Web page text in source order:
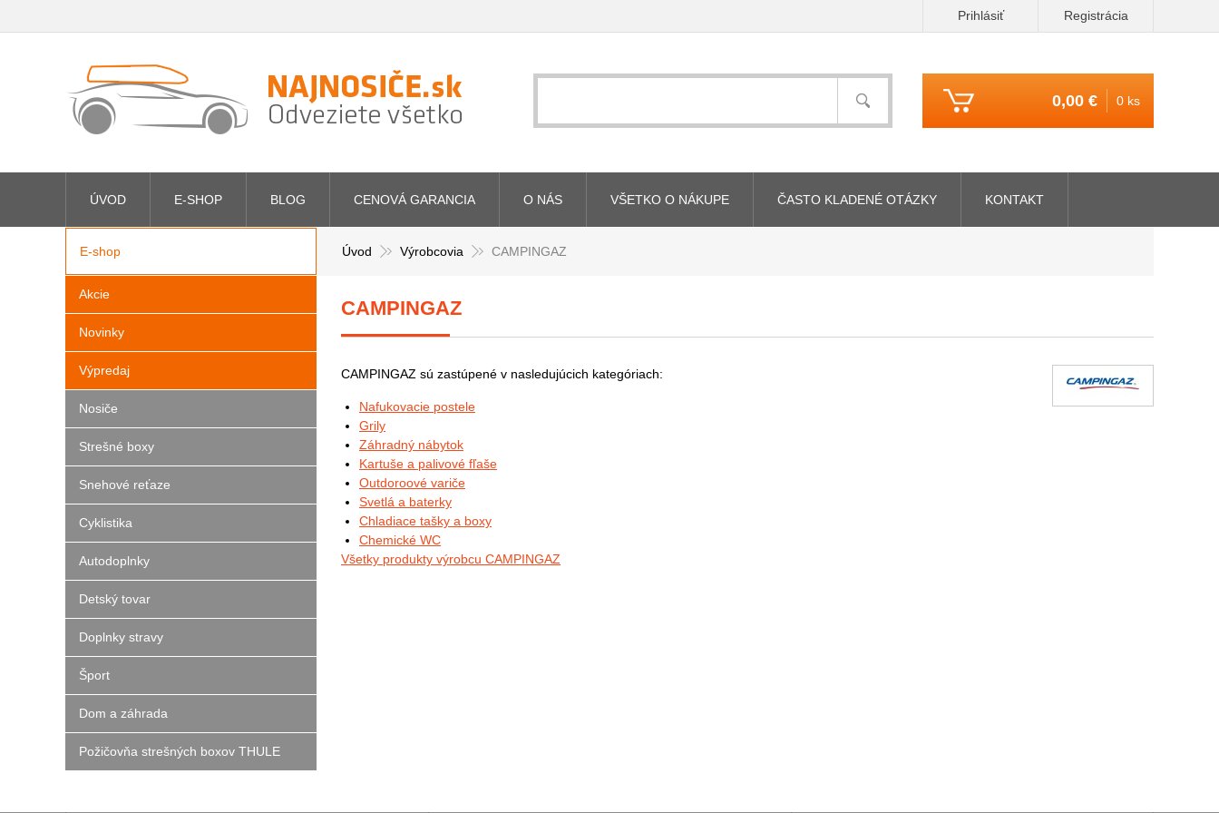
Prihlásiť Registrácia
0,00 € 0 ks
Úvod Výrobcovia CAMPINGAZ
CAMPINGAZ
CAMPINGAZ sú zastúpené v nasledujúcich kategóriach:
Nafukovacie postele
Grily
Záhradný nábytok
Kartuše a palivové fľaše
Outdoroové variče
Svetlá a baterky
Chladiace tašky a boxy
Chemické WC
Všetky produkty výrobcu CAMPINGAZ
E-shop
Akcie
Novinky
Výpredaj
Nosiče
Strešné boxy
Snehové reťaze
Cyklistika
Autodoplnky
Detský tovar
Doplnky stravy
Šport
Dom a záhrada
Požičovňa strešných boxov THULE
ÚVOD E-SHOP BLOG CENOVÁ GARANCIA O NÁS VŠETKO O NÁKUPE ČASTO KLADENÉ OTÁZKY KONTAKT